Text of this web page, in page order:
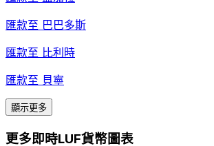
匯款至 巴巴多斯
匯款至 比利時
匯款至 貝寧
顯示更多
更多即時LUF貨幣圖表